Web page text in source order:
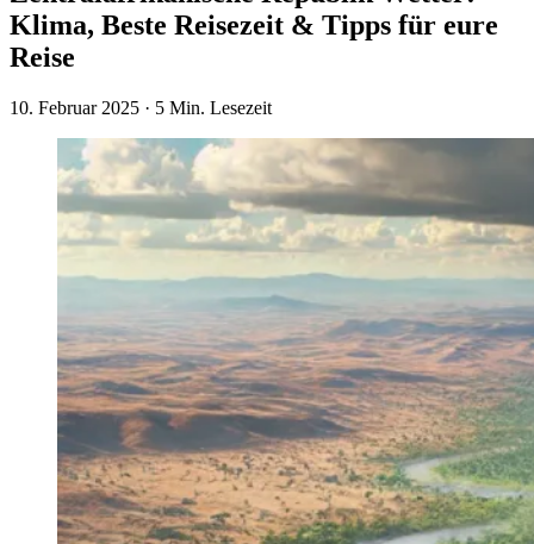
Klima, Beste Reisezeit & Tipps für eure
Reise
10. Februar 2025 · 5 Min. Lesezeit